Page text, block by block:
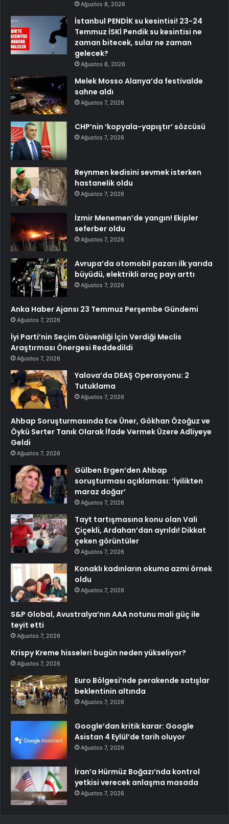
Ağustos 8, 2026
İstanbul PENDİK su kesintisi! 23-24
Temmuz İSKİ Pendik su kesintisi ne
zaman bitecek, sular ne zaman
gelecek?
Ağustos 8, 2026
Melek Mosso Alanya’da festivalde
sahne aldı
Ağustos 7, 2026
CHP’nin ‘kopyala-yapıştır’ sözcüsü
Ağustos 7, 2026
Reynmen kedisini sevmek isterken
hastanelik oldu
Ağustos 7, 2026
İzmir Menemen’de yangın! Ekipler
seferber oldu
Ağustos 7, 2026
Avrupa’da otomobil pazarı ilk yarıda
büyüdü, elektrikli araç payı arttı
Ağustos 7, 2026
Anka Haber Ajansı 23 Temmuz Perşembe Gündemi
Ağustos 7, 2026
İyi Parti’nin Seçim Güvenliği İçin Verdiği Meclis
Araştırması Önergesi Reddedildi
Ağustos 7, 2026
Yalova’da DEAŞ Operasyonu: 2
Tutuklama
Ağustos 7, 2026
Ahbap Soruşturmasında Ece Üner, Gökhan Özoğuz ve
Öykü Serter Tanık Olarak İfade Vermek Üzere Adliyeye
Geldi
Ağustos 7, 2026
Gülben Ergen’den Ahbap
soruşturması açıklaması: ‘İyilikten
maraz doğar’
Ağustos 7, 2026
Tayt tartışmasına konu olan Vali
Çiçekli, Ardahan’dan ayrıldı! Dikkat
çeken görüntüler
Ağustos 7, 2026
Konaklı kadınların okuma azmi örnek
oldu
Ağustos 7, 2026
S&P Global, Avustralya’nın AAA notunu mali güç ile
teyit etti
Ağustos 7, 2026
Krispy Kreme hisseleri bugün neden yükseliyor?
Ağustos 7, 2026
Euro Bölgesi’nde perakende satışlar
beklentinin altında
Ağustos 7, 2026
Google’dan kritik karar: Google
Asistan 4 Eylül’de tarih oluyor
Ağustos 7, 2026
İran’a Hürmüz Boğazı’nda kontrol
yetkisi verecek anlaşma masada
Ağustos 7, 2026